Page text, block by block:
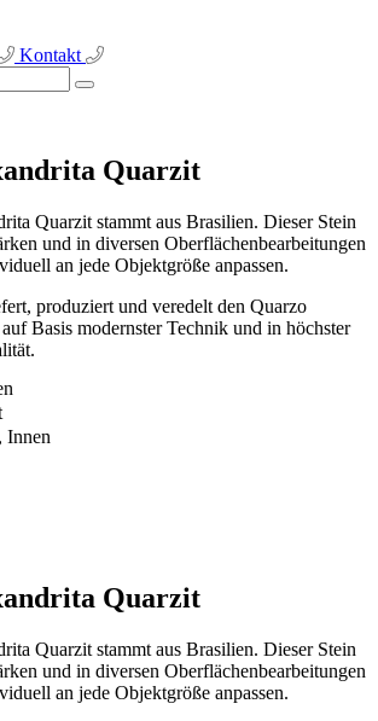
Kontakt
Quarzit
Quarzit stammt aus Brasilien. Dieser Stein
und in diversen Oberflächenbearbeitungen
an jede Objektgröße anpassen.
produziert und veredelt den Quarzo
Basis modernster Technik und in höchster
Innen
Quarzit
Quarzit stammt aus Brasilien. Dieser Stein
und in diversen Oberflächenbearbeitungen
an jede Objektgröße anpassen.